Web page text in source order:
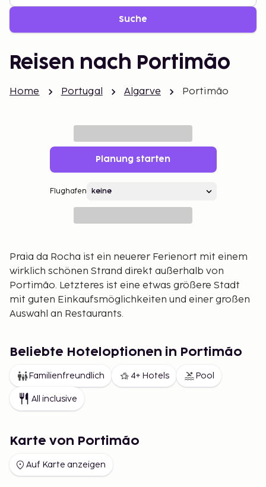
Suche
Reisen nach Portimão
Home Portugal Algarve Portimão
Planung starten
Flughafen
Praia da Rocha ist ein neuerer Ferienort mit einem
wirklich schönen Strand direkt außerhalb von
Portimão. Letzteres ist eine etwas größere Stadt
mit guten Einkaufsmöglichkeiten und einer großen
Auswahl an Restaurants.
Beliebte Hoteloptionen in Portimão
Familienfreundlich 4+ Hotels Pool
All inclusive
Karte von Portimão
Auf Karte anzeigen